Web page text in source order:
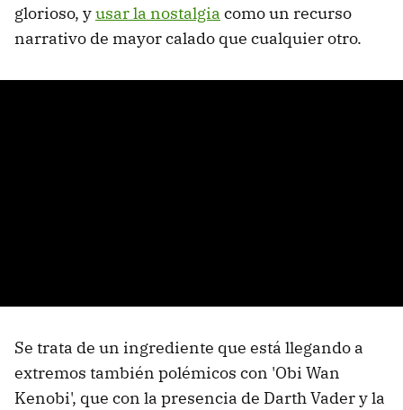
glorioso, yusar la nostalgia como un recurso
narrativo de mayor calado que cualquier otro.
Se trata de un ingrediente que está llegando a
extremos también polémicos con 'Obi Wan
Kenobi', que con la presencia de Darth Vader y la